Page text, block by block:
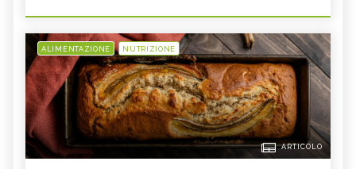
ALIMENTAZIONE NUTRIZIONE
ARTICOLO